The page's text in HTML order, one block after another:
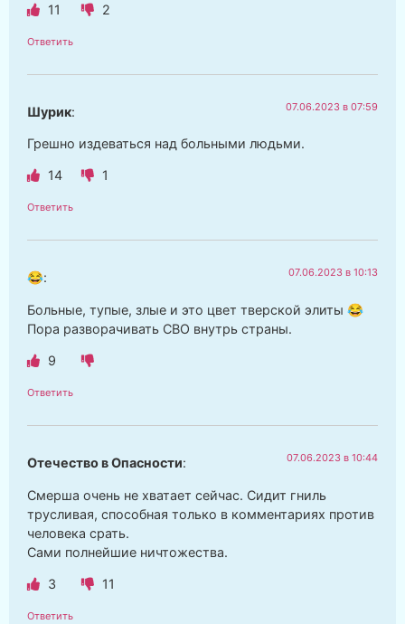
11 2
Ответить
Шурик: 07.06.2023 в 07:59
Грешно издеваться над больными людьми.
14 1
Ответить
😂: 07.06.2023 в 10:13
Больные, тупые, злые и это цвет тверской элиты 😂
Пора разворачивать СВО внутрь страны.
9
Ответить
Отечество в Опасности: 07.06.2023 в 10:44
Смерша очень не хватает сейчас. Сидит гниль
трусливая, способная только в комментариях против
человека срать.
Сами полнейшие ничтожества.
3 11
Ответить